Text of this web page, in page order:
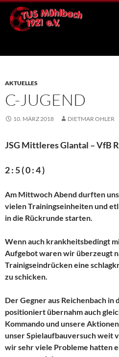
Zum
Inhalt
springen
AKTUELLES
C-JUGEND
10. MÄRZ 2018 DIETMAR OHLER
JSG Mittleres Glantal – VfB
2 : 5 ( 0 : 4 )
Am Mittwoch Abend durften
vielen Trainingseinheiten und
in die Rückrunde starten.
Wenn auch krankheitsbedingt
Aufgebot waren wir überzeugt
Trainigseindrücken eine
zu schicken.
Der Gegner aus Reichenbach in
positioniert übernahm auch
Kommando und unsere
unser Spielaufbauversuch weit
wir sehr viele Probleme hatten